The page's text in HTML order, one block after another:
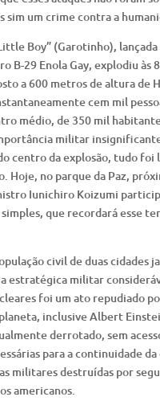
sim um crime contra a
Boy” (Garotinho),
B-29 Enola Gay, explodiu às
a 600 metros de altura de
cem mil
médio, de 350 mil
militar
centro da explosão, tudo
Hoje, no parque da Paz,
Iunichiro Koizumi
que recordará esse
civil de duas cidades
estratégica militar
foi um ato repudiado
inclusive Albert
derrotado, sem
para a continuidade
militares destruídas por
americanos.